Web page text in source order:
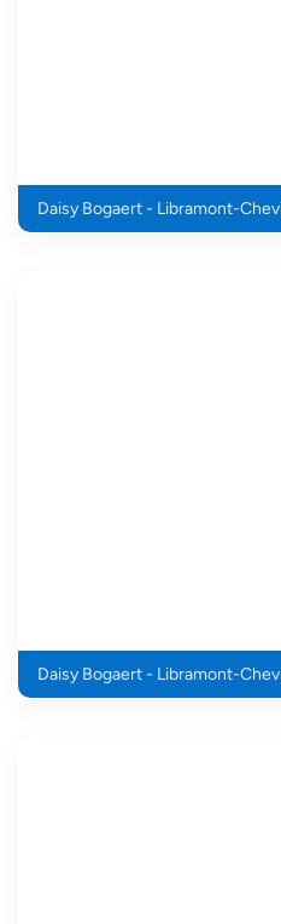
Daisy Bogaert - Libramont-
Daisy Bogaert - Libramont-